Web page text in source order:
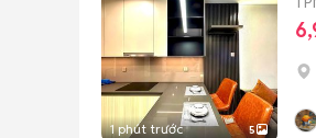
1 phút trước 5